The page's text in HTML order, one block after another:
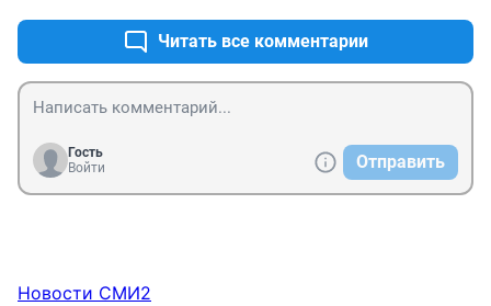
Читать все комментарии
Гость
Войти
Отправить
Новости СМИ2